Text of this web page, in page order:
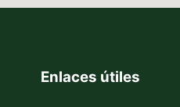
Enlaces útiles